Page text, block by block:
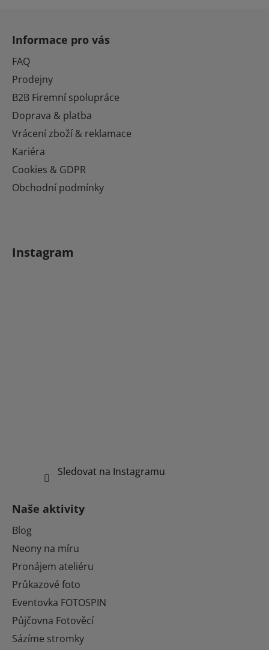
Informace pro vás
FAQ
Prodejny
B2B Firemní spolupráce
Doprava & platba
Vrácení zboží & reklamace
Kariéra
Cookies & GDPR
Obchodní podmínky
Instagram
Sledovat na Instagramu
Naše aktivity
Blog
Neony na míru
Pronájem ateliéru
Průkazové foto
Eventovka FOTOSPIN
Půjčovna Fotověcí
Sázíme stromky